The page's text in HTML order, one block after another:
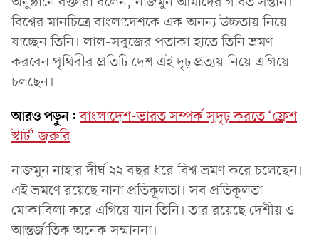
বিশ্বের মানচিত্রে বাংলাদেশকে এক অনন্য উচ্চতায় নিয়ে
যাচ্ছেন তিনি। লাল-সবুজের পতাকা হাতে তিনি ভ্রমণ
করবেন পৃথিবীর প্রতিটি দেশ এই দৃঢ় প্রত্যয় নিয়ে এগিয়ে
চলছেন।
আরও পড়ুন: বাংলাদেশ-ভারত সম্পর্ক সুদৃঢ় করতে ‘ফ্রেশ
স্টার্ট’ জরুরি
নাজমুন নাহার দীর্ঘ ২২ বছর ধরে বিশ্ব ভ্রমণ করে চলেছেন।
এই ভ্রমণে রয়েছে নানা প্রতিকূলতা। সব প্রতিকূলতা
মোকাবিলা করে এগিয়ে যান তিনি। তার রয়েছে দেশীয় ও
আন্তর্জাতিক অনেক সম্মাননা।